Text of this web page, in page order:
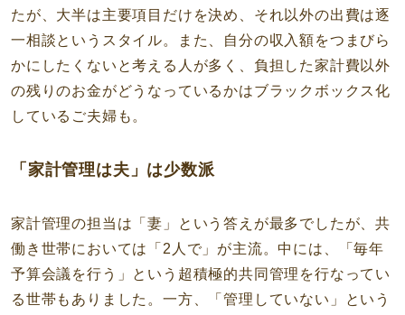
たが、大半は主要項目だけを決め、それ以外の出費は逐
一相談というスタイル。また、自分の収入額をつまびら
かにしたくないと考える人が多く、負担した家計費以外
の残りのお金がどうなっているかはブラックボックス化
しているご夫婦も。
「家計管理は夫」は少数派
家計管理の担当は「妻」という答えが最多でしたが、共
働き世帯においては「2人で」が主流。中には、「毎年
予算会議を行う」という超積極的共同管理を行なってい
る世帯もありました。一方、「管理していない」という